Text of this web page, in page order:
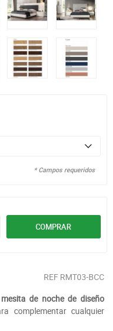
* Campos requeridos
COMPRAR
REF RMT03-BCC
mesita de noche de diseño
complementar cualquier